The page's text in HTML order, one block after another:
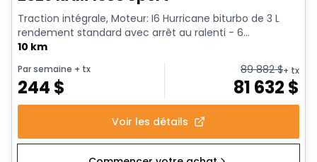
Traction intégrale, Moteur: I6 Hurricane biturbo de 3 L
rendement standard avec arrêt au ralenti - 6...
10 km
Par semaine + tx
244 $
89 882$+ tx
81 632 $
Voir les détails